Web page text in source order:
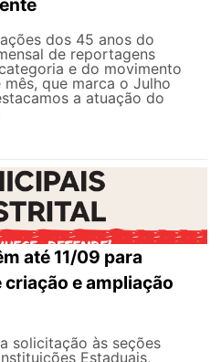
dos 45 anos do
de reportagens
e do movimento
que marca o Julho
a atuação do
até 11/09 para
e ampliação
solicitação às seções
Estaduais,